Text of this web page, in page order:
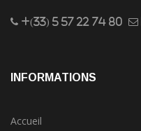
+(33) 5 57 22 74 80
INFORMATIONS
Accueil